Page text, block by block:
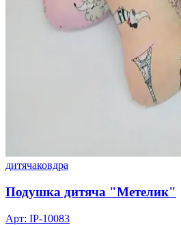
дитячаковдра
Подушка дитяча "Метелик"
Арт: IP-10083